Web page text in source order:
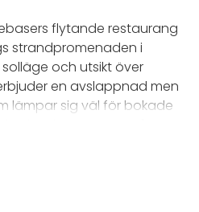
flytande restaurang
strandpromenaden i
och utsikt över
en avslappnad men
lämpar sig väl för bokade
och stämning står i
mingel och privata